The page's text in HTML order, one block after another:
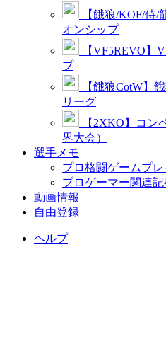
【餓狼/KOF/侍/
オンシップ
【VF5REVO】
プ
【餓狼CotW】
リーグ
【2XKO】コン
界大会）
選手メモ
プロ格闘ゲームプ
プロゲーマー関連記
動画情報
自由登録
ヘルプ